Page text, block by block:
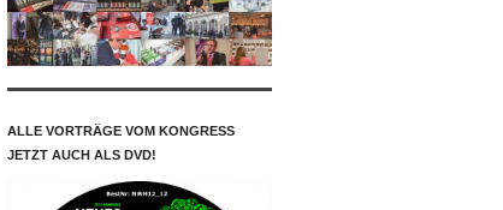
ALLE VORTRÄGE VOM KONGRESS
JETZT AUCH ALS DVD!